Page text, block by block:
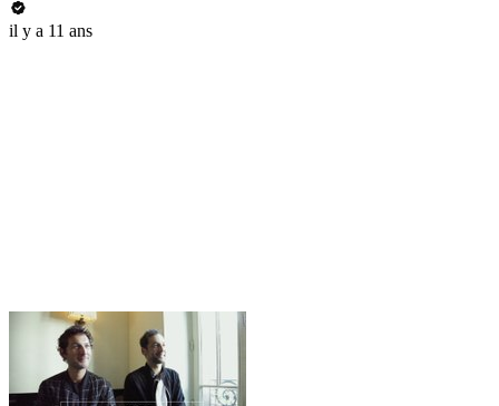
il y a 11 ans